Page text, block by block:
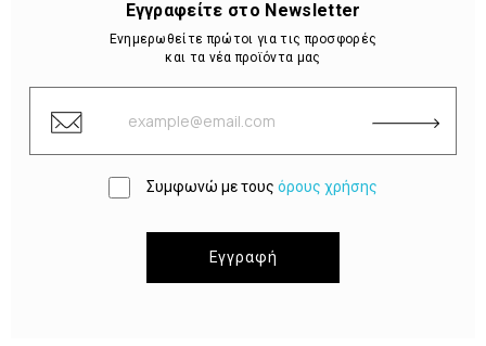
Εγγραφείτε στο Newsletter
Ενημερωθείτε πρώτοι για τις προσφορές
και τα νέα προϊόντα μας
Συμφωνώ με τους όρους χρήσης
Εγγραφή